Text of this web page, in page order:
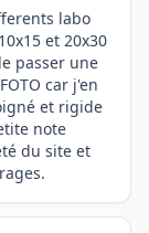
labo
et 20x30
passer une
car j'en
et rigide
note
du site et